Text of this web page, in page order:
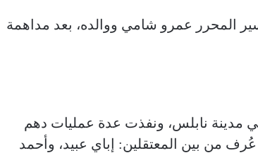
المحرر عمرو شامي ووالده، بعد مداهمة
مدينة نابلس، ونفذت عدة عمليات دهم
من بين المعتقلين: إباي عبيد، وأحمد